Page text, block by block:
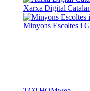
Xarxa Digital
Minyons Escoltes i